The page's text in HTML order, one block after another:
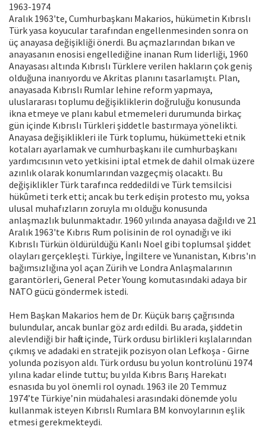
1963-1974
Aralık 1963'te, Cumhurbaşkanı Makarios, hükümetin Kıbrıslı
Türk yasa koyucular tarafından engellenmesinden sonra on
üç anayasa değişikliği önerdi. Bu açmazlarından bıkan ve
anayasanın enosisi engellediğine inanan Rum liderliği, 1960
Anayasası altında Kıbrıslı Türklere verilen hakların çok geniş
olduğuna inanıyordu ve Akritas planını tasarlamıştı. Plan,
anayasada Kıbrıslı Rumlar lehine reform yapmaya,
uluslararası toplumu değişikliklerin doğruluğu konusunda
ikna etmeye ve planı kabul etmemeleri durumunda birkaç
gün içinde Kıbrıslı Türkleri şiddetle bastırmaya yönelikti.
Anayasa değişiklikleri ile Türk toplumu, hükümetteki etnik
kotaları ayarlamak ve cumhurbaşkanı ile cumhurbaşkanı
yardımcısının veto yetkisini iptal etmek de dahil olmak üzere
azınlık olarak konumlarından vazgeçmiş olacaktı. Bu
değişiklikler Türk tarafınca reddedildi ve Türk temsilcisi
hükûmeti terk etti; ancak bu terk edişin protesto mu, yoksa
ulusal muhafızların zoruyla mı olduğu konusunda
anlaşmazlık bulunmaktadır. 1960 yılında anayasa dağıldı ve 21
Aralık 1963'te Kıbrıs Rum polisinin de rol oynadığı ve iki
Kıbrıslı Türkün öldürüldüğü Kanlı Noel gibi toplumsal şiddet
olayları gerçekleşti. Türkiye, İngiltere ve Yunanistan, Kıbrıs'ın
bağımsızlığına yol açan Zürih ve Londra Anlaşmalarının
garantörleri, General Peter Young komutasındaki adaya bir
NATO gücü göndermek istedi.
Hem Başkan Makarios hem de Dr. Küçük barış çağrısında
bulundular, ancak bunlar göz ardı edildi. Bu arada, şiddetin
alevlendiği bir hafta içinde, Türk ordusu birlikleri kışlalarından
çıkmış ve adadaki en stratejik pozisyon olan Lefkoşa - Girne
yolunda pozisyon aldı. Türk ordusu bu yolun kontrolünü 1974
yılına kadar elinde tuttu; bu yılda Kıbrıs Barış Harekatı
esnasıda bu yol önemli rol oynadı. 1963 ile 20 Temmuz
1974’te Türkiye’nin müdahalesi arasındaki dönemde yolu
kullanmak isteyen Kıbrıslı Rumlara BM konvoylarının eşlik
etmesi gerekmekteydi.